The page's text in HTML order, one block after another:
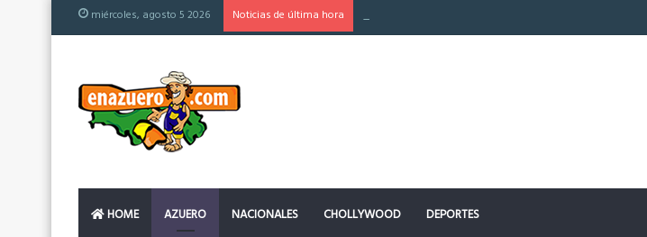
miércoles, agosto 5 2026 Noticias de última hora El colchón perfecto: la clave para un descanso reparador
HOME AZUERO NACIONALES CHOLLYWOOD DEPORTES